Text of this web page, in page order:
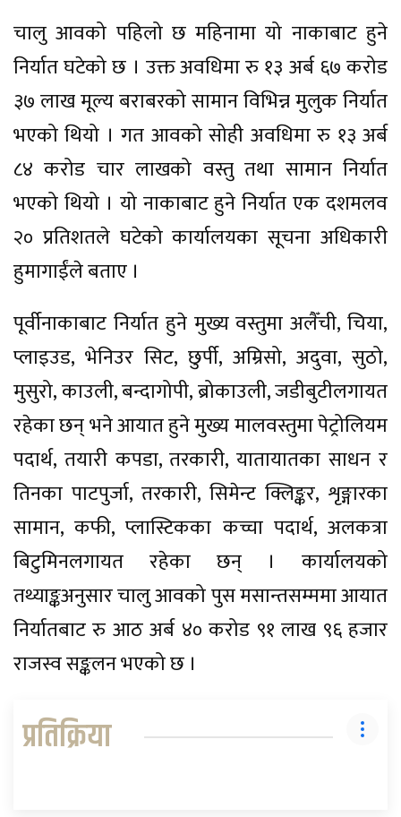
चालु आवको पहिलो छ महिनामा यो नाकाबाट हुने
निर्यात घटेको छ । उक्त अवधिमा रु १३ अर्ब ६७ करोड
३७ लाख मूल्य बराबरको सामान विभिन्न मुलुक निर्यात
भएको थियो । गत आवको सोही अवधिमा रु १३ अर्ब
८४ करोड चार लाखको वस्तु तथा सामान निर्यात
भएको थियो । यो नाकाबाट हुने निर्यात एक दशमलव
२० प्रतिशतले घटेको कार्यालयका सूचना अधिकारी
हुमागाईंले बताए ।
पूर्वीनाकाबाट निर्यात हुने मुख्य वस्तुमा अलैँची, चिया,
प्लाइउड, भेनिउर सिट, छुर्पी, अम्रिसो, अदुवा, सुठो,
मुसुरो, काउली, बन्दागोपी, ब्रोकाउली, जडीबुटीलगायत
रहेका छन् भने आयात हुने मुख्य मालवस्तुमा पेट्रोलियम
पदार्थ, तयारी कपडा, तरकारी, यातायातका साधन र
तिनका पाटपुर्जा, तरकारी, सिमेन्ट क्लिङ्कर, शृङ्गारका
सामान, कफी, प्लास्टिकका कच्चा पदार्थ, अलकत्रा
बिटुमिनलगायत रहेका छन् । कार्यालयको
तथ्याङ्कअनुसार चालु आवको पुस मसान्तसम्ममा आयात
निर्यातबाट रु आठ अर्ब ४० करोड ९१ लाख ९६ हजार
राजस्व सङ्कलन भएको छ ।
प्रतिक्रिया